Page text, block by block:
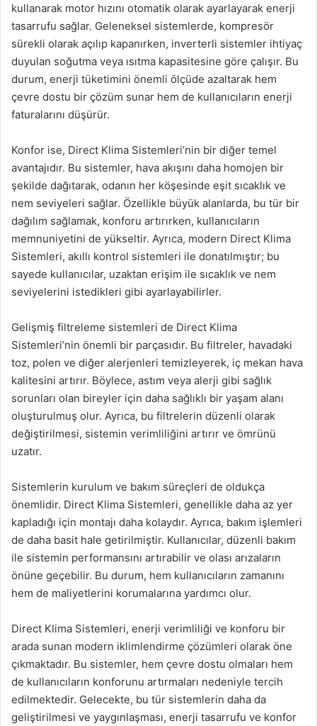
kullanarak motor hızını otomatik olarak ayarlayarak enerji
tasarrufu sağlar. Geleneksel sistemlerde, kompresör
sürekli olarak açılıp kapanırken, inverterli sistemler ihtiyaç
duyulan soğutma veya ısıtma kapasitesine göre çalışır. Bu
durum, enerji tüketimini önemli ölçüde azaltarak hem
çevre dostu bir çözüm sunar hem de kullanıcıların enerji
faturalarını düşürür.
Konfor ise, Direct Klima Sistemleri’nin bir diğer temel
avantajıdır. Bu sistemler, hava akışını daha homojen bir
şekilde dağıtarak, odanın her köşesinde eşit sıcaklık ve
nem seviyeleri sağlar. Özellikle büyük alanlarda, bu tür bir
dağılım sağlamak, konforu artırırken, kullanıcıların
memnuniyetini de yükseltir. Ayrıca, modern Direct Klima
Sistemleri, akıllı kontrol sistemleri ile donatılmıştır; bu
sayede kullanıcılar, uzaktan erişim ile sıcaklık ve nem
seviyelerini istedikleri gibi ayarlayabilirler.
Gelişmiş filtreleme sistemleri de Direct Klima
Sistemleri’nin önemli bir parçasıdır. Bu filtreler, havadaki
toz, polen ve diğer alerjenleri temizleyerek, iç mekan hava
kalitesini artırır. Böylece, astım veya alerji gibi sağlık
sorunları olan bireyler için daha sağlıklı bir yaşam alanı
oluşturulmuş olur. Ayrıca, bu filtrelerin düzenli olarak
değiştirilmesi, sistemin verimliliğini artırır ve ömrünü
uzatır.
Sistemlerin kurulum ve bakım süreçleri de oldukça
önemlidir. Direct Klima Sistemleri, genellikle daha az yer
kapladığı için montajı daha kolaydır. Ayrıca, bakım işlemleri
de daha basit hale getirilmiştir. Kullanıcılar, düzenli bakım
ile sistemin performansını artırabilir ve olası arızaların
önüne geçebilir. Bu durum, hem kullanıcıların zamanını
hem de maliyetlerini korumalarına yardımcı olur.
Direct Klima Sistemleri, enerji verimliliği ve konforu bir
arada sunan modern iklimlendirme çözümleri olarak öne
çıkmaktadır. Bu sistemler, hem çevre dostu olmaları hem
de kullanıcıların konforunu artırmaları nedeniyle tercih
edilmektedir. Gelecekte, bu tür sistemlerin daha da
geliştirilmesi ve yaygınlaşması, enerji tasarrufu ve konfor